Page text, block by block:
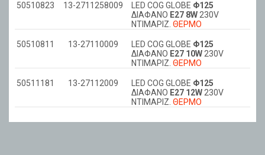
50510823 13-2711258009 LED COG GLOBE Φ125
ΔΙΑΦΑΝΟ Ε27 8W230V
ΝΤΙΜΑΡΙΖ. ΘΕΡΜΟ
50510811 13-27110009 LED COG GLOBE Φ125
ΔΙΑΦΑΝΟ Ε27 10W230V
ΝΤΙΜΑΡIZ. ΘΕΡΜΟ
50511181 13-27112009 LED COG GLOBE Φ125
ΔΙΑΦΑΝΟ Ε27 12W230V
ΝΤΙΜΑΡIZ. ΘΕΡΜΟ